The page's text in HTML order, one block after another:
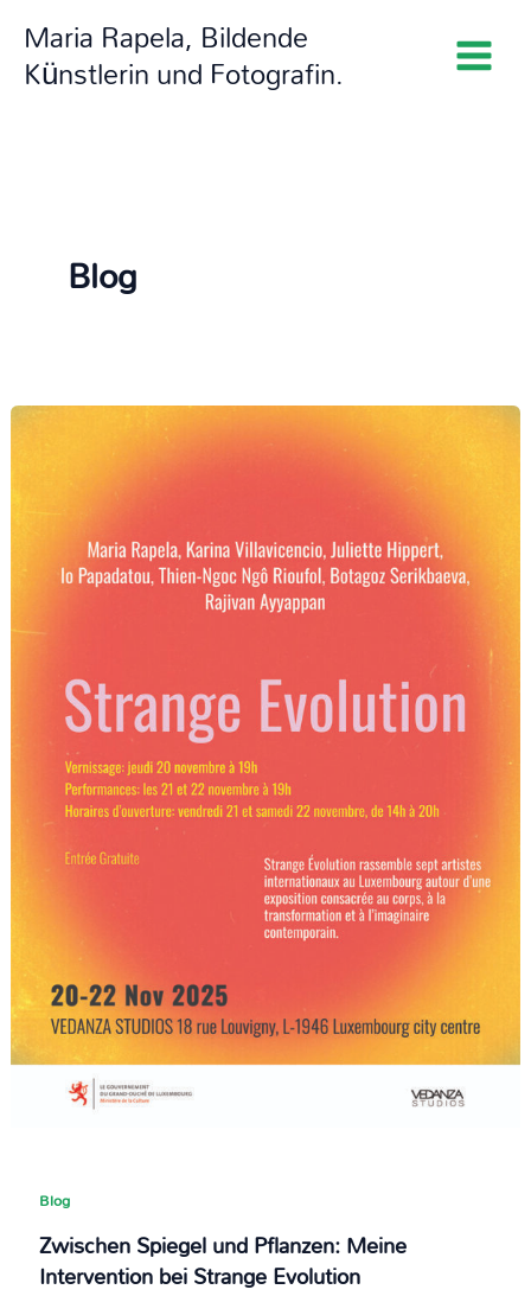
Inhalt
springen
Maria Rapela, Bildende
Künstlerin und Fotografin.
Blog
Blog
Zwischen Spiegel und Pflanzen: Meine
Intervention bei Strange Evolution